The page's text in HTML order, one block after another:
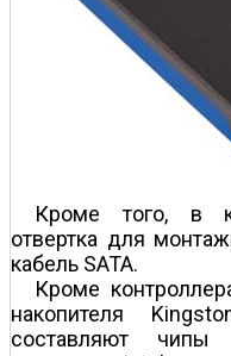
Кроме того, в
отвертка для
кабель SATA.
Кроме
накопителя
составляют